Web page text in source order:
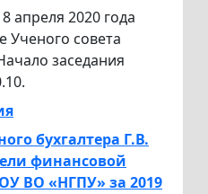
апреля 2020 года
Ученого совета
заседания
бухгалтера Г.В.
финансовой
ВО «НГПУ» за 2019